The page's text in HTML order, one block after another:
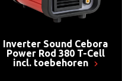
Inverter Sound Cebora
Power Rod 380 T-Cell
incl. toebehoren